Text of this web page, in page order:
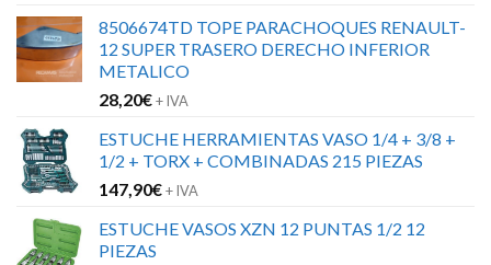
8506674TD TOPE PARACHOQUES RENAULT-
12 SUPER TRASERO DERECHO INFERIOR
METALICO
28,20€+ IVA
ESTUCHE HERRAMIENTAS VASO 1/4 + 3/8 +
1/2 + TORX + COMBINADAS 215 PIEZAS
147,90€+ IVA
ESTUCHE VASOS XZN 12 PUNTAS 1/2 12
PIEZAS